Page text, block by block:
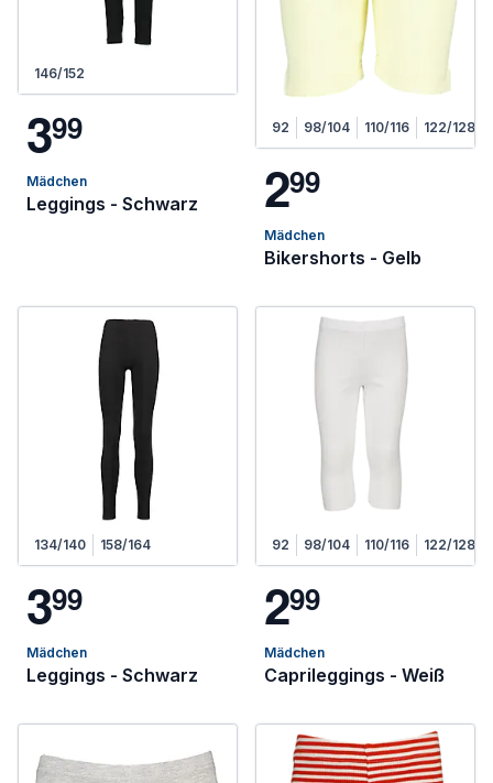
146/152
399
Mädchen
Leggings - Schwarz
92 98/104 110/116 122/128
299
Mädchen
Bikershorts - Gelb
134/140 158/164
399
Mädchen
Leggings - Schwarz
92 98/104 110/116 122/128
299
Mädchen
Caprileggings - Weiß